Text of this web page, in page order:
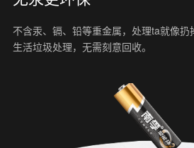
不含汞、镉、铅等重金属，处理ta就像
生活垃圾处理，无需刻意回收。